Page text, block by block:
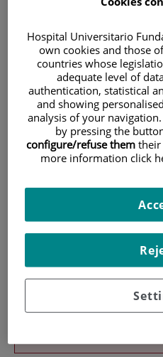
Investigación
Docencia
Teléfono de
Hospital Universitario
own cookies and those
countries whose
adequate level of
authentication, statistical
and showing
analysis of your
by pressing the
configure/refuse them their
more information click